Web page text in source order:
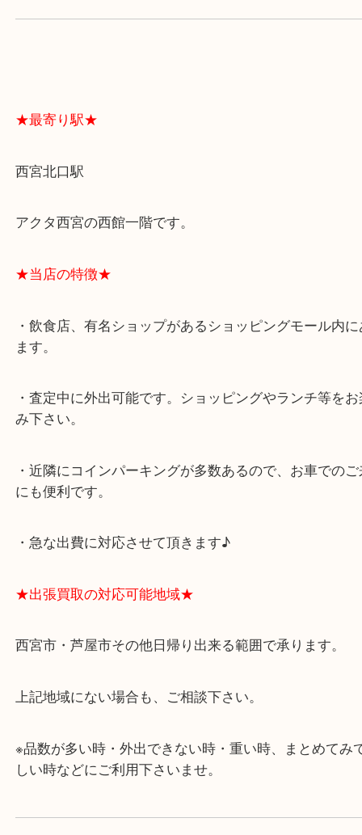
西宮北口駅
アクタ西宮の西館一階です。
★当店の特徴★
・飲食店、有名ショップがあるショッピングモール
み下さい。
・近隣にコインパーキングが多数あるので、お車で
にも便利です。
・急な出費に対応させて頂きます♪